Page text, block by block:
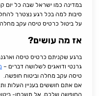
במדינה כמו ישראל שבה כל יום
סיבות למה בכל רגע נצטרך
על ביטול כרטיס טיסה עקב
אז מה עושים?
ברגע שקניתם כרטיס טיסה
גרנטי ודואגים לשלושה דברים –
טיסה עקב מחלה וביטוח חופשה.
אם אתם חוששים בעניין העלות
החופשה שלכם, אל תשכחו-